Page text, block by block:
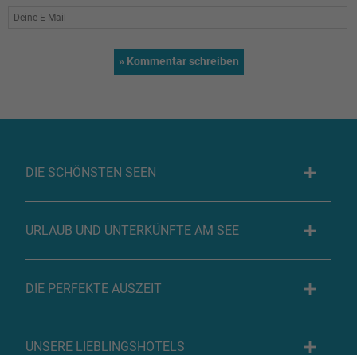
DIE SCHÖNSTEN SEEN
URLAUB UND UNTERKÜNFTE AM SEE
DIE PERFEKTE AUSZEIT
UNSERE LIEBLINGSHOTELS